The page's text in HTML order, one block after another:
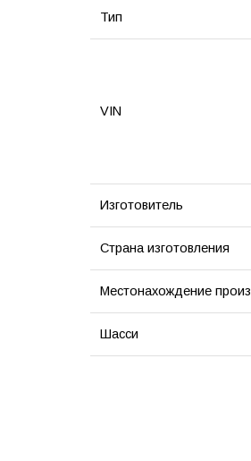
Тип
VIN
Изготовитель
Страна изготовления
Местонахождение
Шасси